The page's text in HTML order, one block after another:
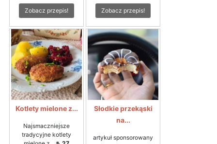
Zobacz przepis! Zobacz przepis!
Kotlety mielone z...
Najsmaczniejsze
tradycyjne kotlety
Słodkie przekąski
na...
artykuł sponsorowany